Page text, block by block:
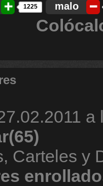
1225 malo
a
Carteles y